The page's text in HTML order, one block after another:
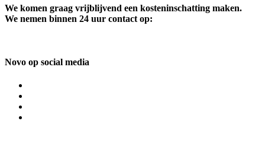
We komen graag vrijblijvend een kosteninschatting maken.
We nemen binnen 24 uur contact op:
Novo op social media